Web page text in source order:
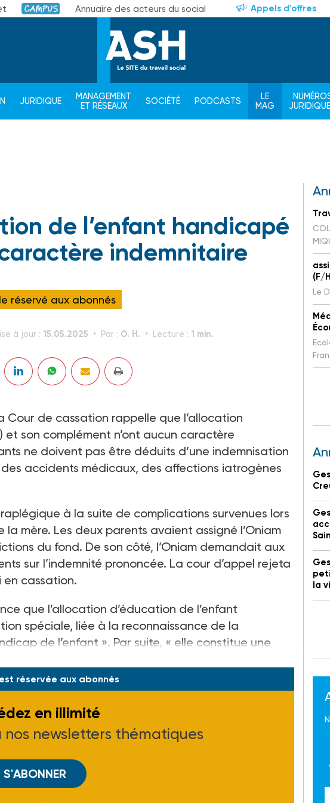
Campus Annuaire des acteurs du social Appels d'offres
JURIDIQUE
MANAGEMENT
ET RÉSEAUX
SOCIÉTÉ PODCASTS
LE
MAG
de l’enfant handicapé
indemnitaire
réservé aux abonnés
à jour : 15.05.2025 Par : O. H. Lecture : 1 min.
Cour de cassation rappelle que l’allocation
et son complément n’ont aucun caractère
ne doivent pas être déduits d’une indemnisation
accidents médicaux, des affections iatrogènes
à la suite de complications survenues lors
mère. Les deux parents avaient assigné l’Oniam
du fond. De son côté, l’Oniam demandait aux
sur l’indemnité prononcée. La cour d’appel rejeta
en cassation.
que l’allocation d’éducation de l’enfant
spéciale, liée à la reconnaissance de la
de l’enfant ». Par suite, « elle constitue une
réservée aux abonnés
en illimité
nos newsletters thématiques
S'ABONNER
(F/
Le
la